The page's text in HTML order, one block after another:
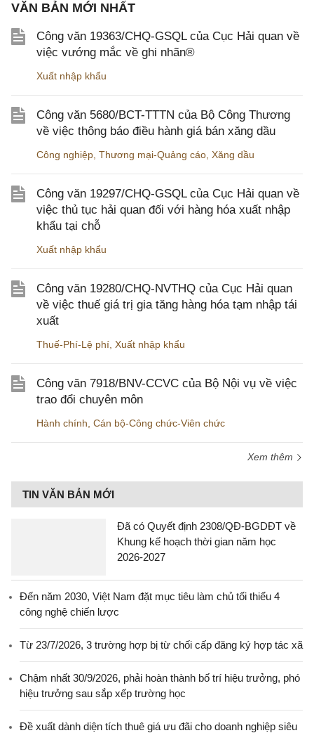
VĂN BẢN MỚI NHẤT
Công văn 19363/CHQ-GSQL của Cục Hải quan về
việc vướng mắc về ghi nhãn®
Xuất nhập khẩu
Công văn 5680/BCT-TTTN của Bộ Công Thương
về việc thông báo điều hành giá bán xăng dầu
Công nghiệp Thương mại-Quảng cáo Xăng dầu
Công văn 19297/CHQ-GSQL của Cục Hải quan về
việc thủ tục hải quan đối với hàng hóa xuất nhập
khẩu tại chỗ
Xuất nhập khẩu
Công văn 19280/CHQ-NVTHQ của Cục Hải quan
về việc thuế giá trị gia tăng hàng hóa tạm nhập tái
xuất
Thuế-Phí-Lệ phí Xuất nhập khẩu
Công văn 7918/BNV-CCVC của Bộ Nội vụ về việc
trao đổi chuyên môn
Hành chính Cán bộ-Công chức-Viên chức
Xem thêm
TIN VĂN BẢN MỚI
Đã có Quyết định 2308/QĐ-BGDĐT về
Khung kế hoạch thời gian năm học
2026-2027
Đến năm 2030, Việt Nam đặt mục tiêu làm chủ tối thiểu 4
công nghệ chiến lược
Từ 23/7/2026, 3 trường hợp bị từ chối cấp đăng ký hợp tác xã
Chậm nhất 30/9/2026, phải hoàn thành bố trí hiệu trưởng, phó
hiệu trưởng sau sắp xếp trường học
Đề xuất dành diện tích thuê giá ưu đãi cho doanh nghiệp siêu